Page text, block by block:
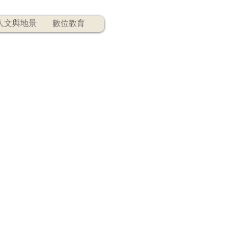
文與地景 數位教育